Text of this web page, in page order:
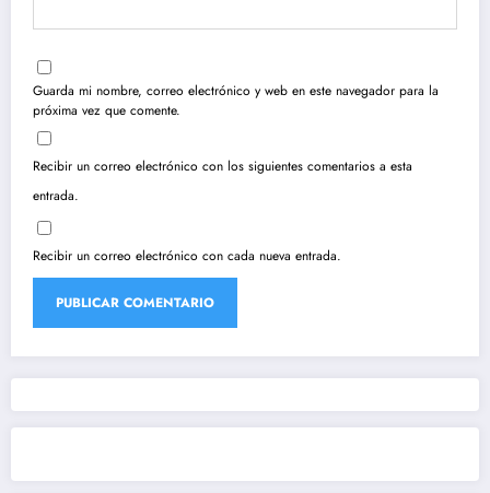
Guarda mi nombre, correo electrónico y web en este navegador para la
próxima vez que comente.
Recibir un correo electrónico con los siguientes comentarios a esta
entrada.
Recibir un correo electrónico con cada nueva entrada.